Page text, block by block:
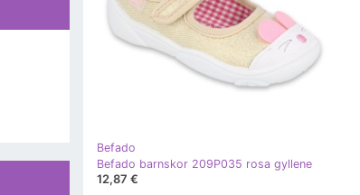
Befado
Befado barnskor 209P035 rosa gyllene
12,87 €